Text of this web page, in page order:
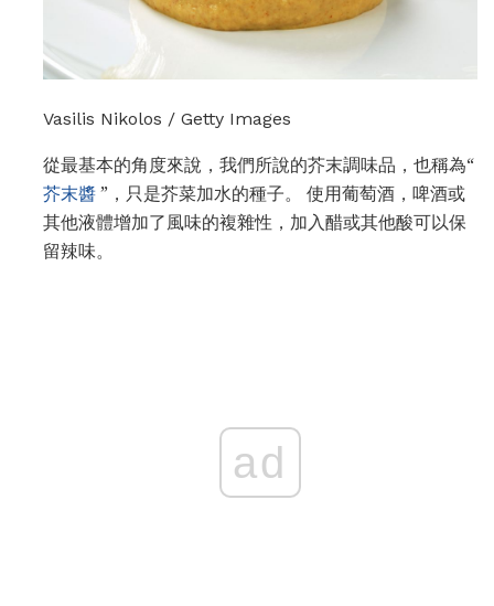
Vasilis Nikolos / Getty Images
從最基本的角度來說，我們所說的芥末調味品，也稱為“
芥末醬 ”，只是芥菜加水的種子。 使用葡萄酒，啤酒或
其他液體增加了風味的複雜性，加入醋或其他酸可以保
留辣味。
ad